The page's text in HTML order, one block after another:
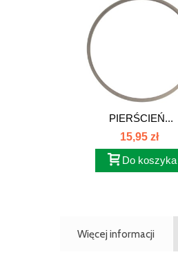
PIERŚCIEŃ...
15,95 zł
Do koszyka
Więcej informacji